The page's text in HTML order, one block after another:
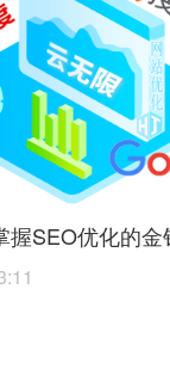
握SEO优化的金